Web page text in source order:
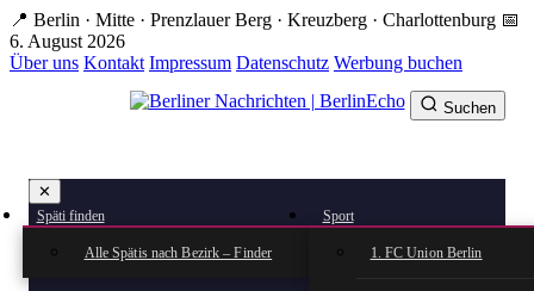
Zum
Hauptinhalt
springen
📍 Berlin · Mitte · Prenzlauer Berg · Kreuzberg · Charlottenburg 📅
6. August 2026
Über uns Kontakt Impressum Datenschutz Werbung buchen
✕
Späti finden
Alle Spätis nach Bezirk – Finder
Sport
1. FC Union Berlin
Suchen